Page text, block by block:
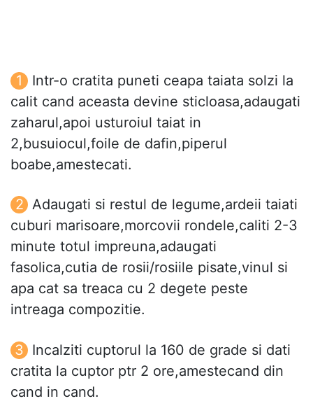
Intr-o cratita puneti ceapa taiata solzi la
calit cand aceasta devine sticloasa,adaugati
zaharul,apoi usturoiul taiat in
2,busuiocul,foile de dafin,piperul
boabe,amestecati.
Adaugati si restul de legume,ardeii taiati
cuburi marisoare,morcovii rondele,caliti 2-3
minute totul impreuna,adaugati
fasolica,cutia de rosii/rosiile pisate,vinul si
apa cat sa treaca cu 2 degete peste
intreaga compozitie.
Incalziti cuptorul la 160 de grade si dati
cratita la cuptor ptr 2 ore,amestecand din
cand in cand.